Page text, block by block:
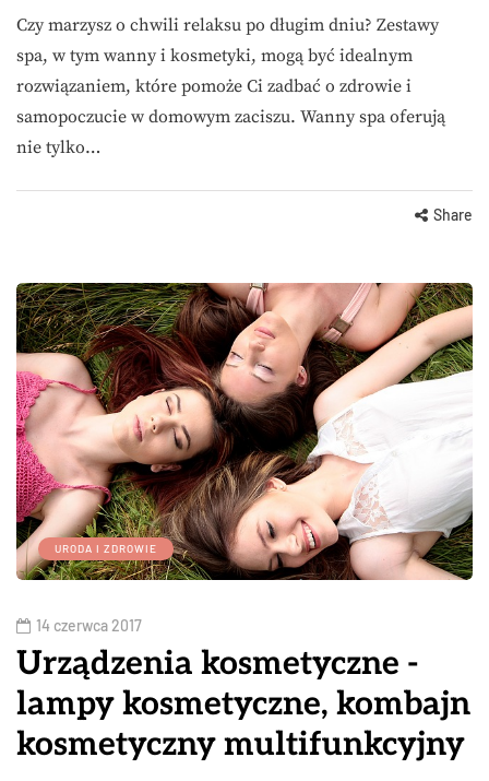
Czy marzysz o chwili relaksu po długim dniu? Zestawy
spa, w tym wanny i kosmetyki, mogą być idealnym
rozwiązaniem, które pomoże Ci zadbać o zdrowie i
samopoczucie w domowym zaciszu. Wanny spa oferują
nie tylko…
Share
URODA I ZDROWIE
14 czerwca 2017
Urządzenia kosmetyczne -
lampy kosmetyczne, kombajn
kosmetyczny multifunkcyjny